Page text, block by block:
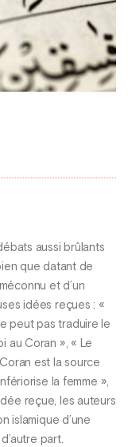
aussi brûlants
que datant de
et d’un
idées reçues : «
peut pas traduire le
au Coran », « Le
est la source
la femme »,
reçue, les auteurs
islamique d’une
part.